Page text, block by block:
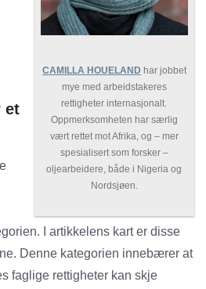
CAMILLA HOUELAND har jobbet
mye med arbeidstakeres
rettigheter internasjonalt.
Oppmerksomheten har særlig
vært rettet mot Afrika, og – mer
spesialisert som forsker –
oljearbeidere, både i Nigeria og
Nordsjøen.
et
I artikkelens kart er disse
Denne kategorien innebærer at
faglige rettigheter kan skje